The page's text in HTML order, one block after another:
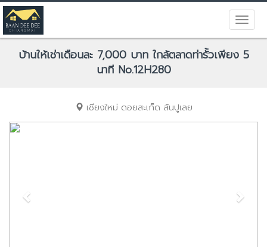
บ้านให้เช่าเดือนละ 7,000 บาท ใกล้ตลาดท่ารั้วเพียง 5
นาที No.12H280
เชียงใหม่ ดอยสะเก็ด สันปูเลย